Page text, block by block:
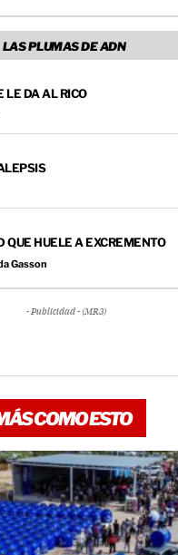
LAS PLUMAS DE ADN
LE DA AL RICO
QUE HUELE A EXCREMENTO
Gasson
- Publicidad - (MR3)
COMO ESTO